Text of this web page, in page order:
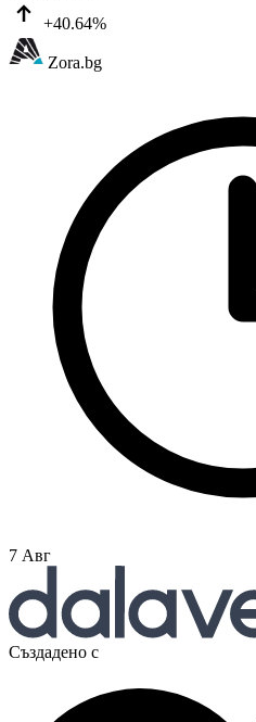
+40.64%
Zora.bg
7 Авг
Създадено с